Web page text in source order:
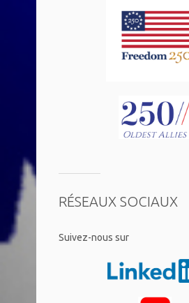
RÉSEAUX SOCIAUX
​Suivez-nous sur